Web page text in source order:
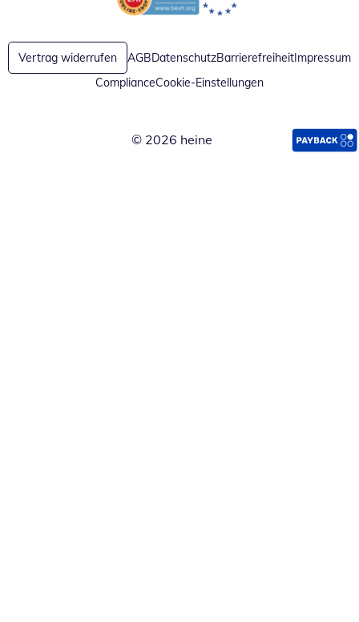
Öffnet in neuem FensterÖffnet in neuem Fenster
Vertrag widerrufen AGBDatenschutzBarrierefreiheitImpressum
ComplianceCookie-Einstellungen
© 2026 heine